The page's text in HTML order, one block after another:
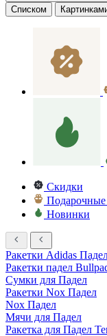
Списком
Скидки
Новинки
Ракетки Adidas
Ракетки падел
Сумки для Падел
Ракетки Nox Падел
Nox Падел
Мячи для Падел
Ракетка для Падел